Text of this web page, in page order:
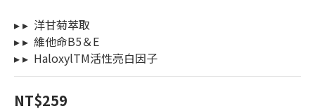
▸ ▸  洋甘菊萃取
▸ ▸  維他命B5＆E
▸ ▸  HaloxylTM活性亮白因子
NT$259